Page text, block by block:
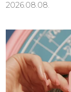
2026.08.08.